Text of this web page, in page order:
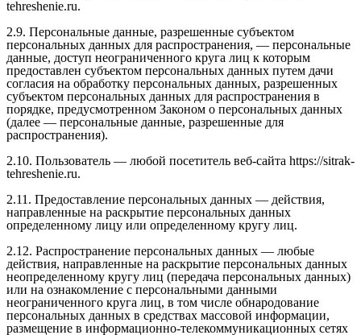
tehreshenie.ru.
2.9. Персональные данные, разрешенные субъектом
персональных данных для распространения, — персональные
данные, доступ неограниченного круга лиц к которым
предоставлен субъектом персональных данных путем дачи
согласия на обработку персональных данных, разрешенных
субъектом персональных данных для распространения в
порядке, предусмотренном Законом о персональных данных
(далее — персональные данные, разрешенные для
распространения).
2.10. Пользователь — любой посетитель веб-сайта https://sitrak-
tehreshenie.ru.
2.11. Предоставление персональных данных — действия,
направленные на раскрытие персональных данных
определенному лицу или определенному кругу лиц.
2.12. Распространение персональных данных — любые
действия, направленные на раскрытие персональных данных
неопределенному кругу лиц (передача персональных данных)
или на ознакомление с персональными данными
неограниченного круга лиц, в том числе обнародование
персональных данных в средствах массовой информации,
размещение в информационно-телекоммуникационных сетях